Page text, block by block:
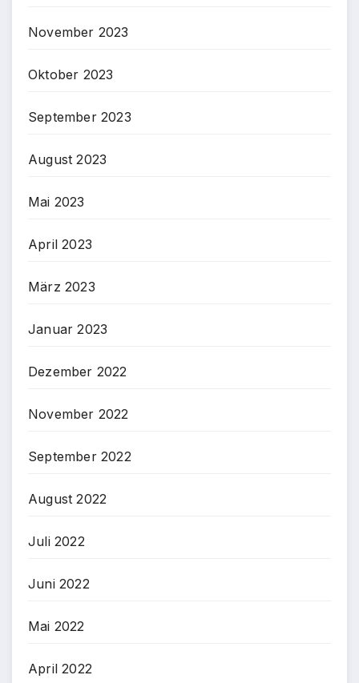
November 2023
Oktober 2023
September 2023
August 2023
Mai 2023
April 2023
März 2023
Januar 2023
Dezember 2022
November 2022
September 2022
August 2022
Juli 2022
Juni 2022
Mai 2022
April 2022